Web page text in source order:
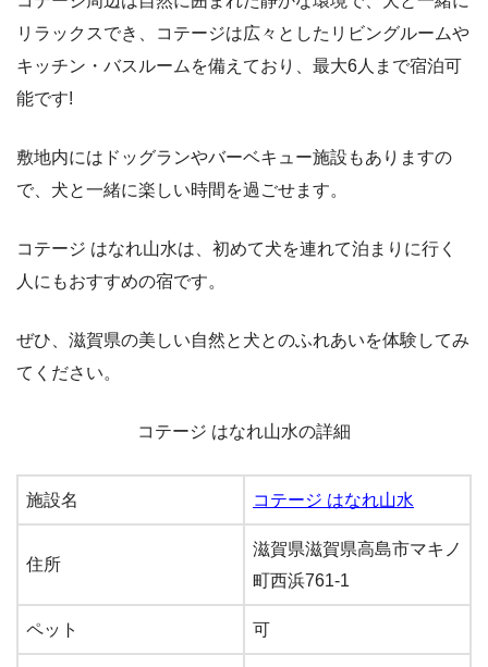
リラックスでき、コテージは広々としたリビングルームや
キッチン・バスルームを備えており、最大6人まで宿泊可
能です!
敷地内にはドッグランやバーベキュー施設もありますの
で、犬と一緒に楽しい時間を過ごせます。
コテージ はなれ山水は、初めて犬を連れて泊まりに行く
人にもおすすめの宿です。
ぜひ、滋賀県の美しい自然と犬とのふれあいを体験してみ
てください。
コテージ はなれ山水の詳細
施設名 コテージ はなれ山水
住所
滋賀県滋賀県高島市マキノ
町西浜761-1
ペット 可